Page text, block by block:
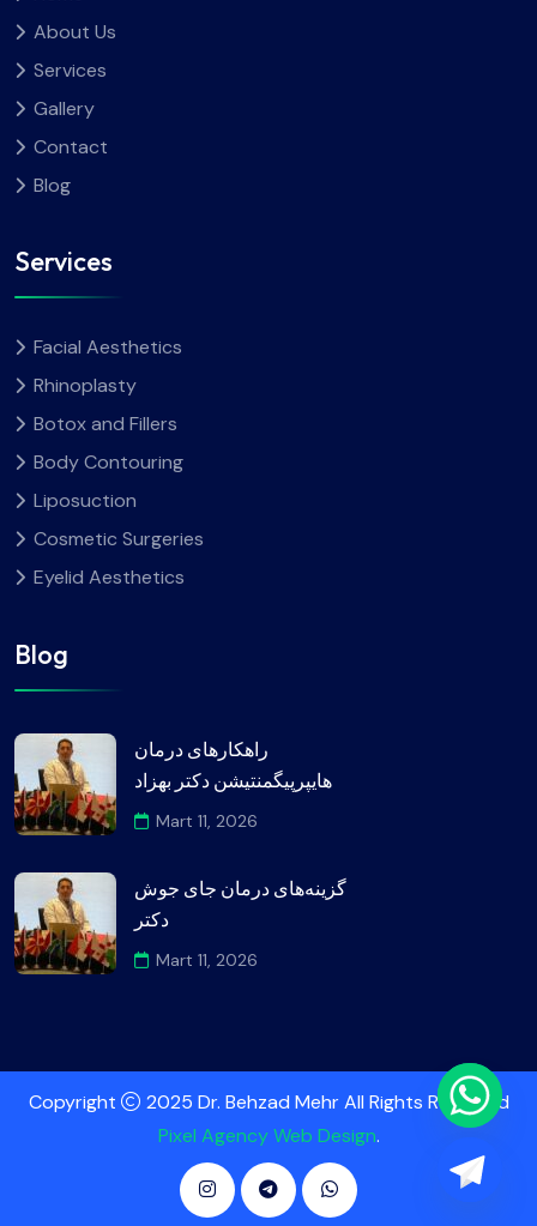
About Us
Services
Gallery
Contact
Blog
Services
Facial Aesthetics
Rhinoplasty
Botox and Fillers
Body Contouring
Liposuction
Cosmetic Surgeries
Eyelid Aesthetics
Blog
راهکارهای درمان
هایپرپیگمنتیشن دکتر بهزاد
Mart 11, 2026
گزینه‌های درمان جای جوش
دکتر
Mart 11, 2026
Copyright
2025 Dr. Behzad Mehr All Rights Reserved
Pixel Agency Web Design.